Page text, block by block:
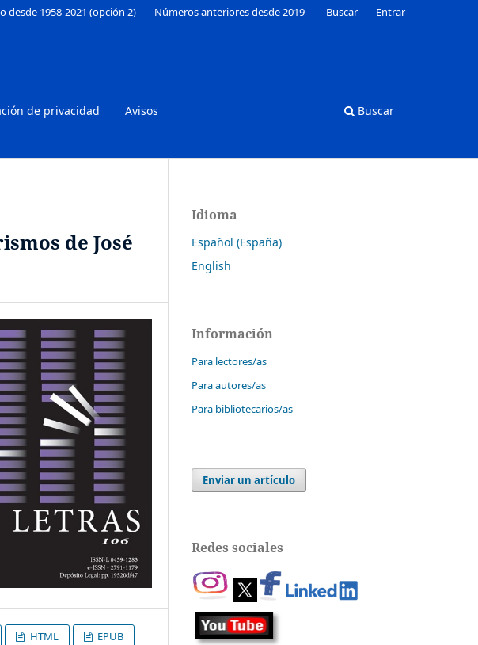
de privacidad Avisos Buscar
desde 1958-2021 (opción 2) Números anteriores desde 2019- Buscar Entrar
de José
HTML EPUB
Idioma
Español (España)
English
Información
Para lectores/as
Para autores/as
Para bibliotecarios/as
Enviar un artículo
Redes sociales